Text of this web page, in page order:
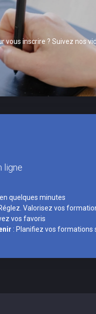
vous inscrire ? Suivez nos
ligne
quelques minutes
Valorisez vos
vos favoris
: Planifiez vos formations